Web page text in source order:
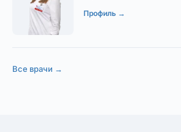
Профиль →
Все врачи →